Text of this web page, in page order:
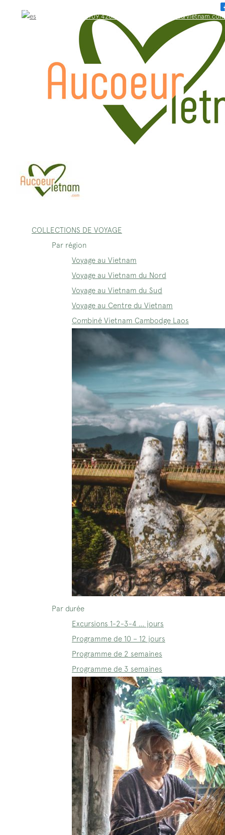
WhatsApp: +84.909.426.406 bonjour@aucoeurvietnam.com
COLLECTIONS DE VOYAGE
Par région
Voyage au Vietnam
Voyage au Vietnam du Nord
Voyage au Vietnam du Sud
Voyage au Centre du Vietnam
Combiné Vietnam Cambodge Laos
Par durée
Excursions 1-2-3-4 … jours
Programme de 10 – 12 jours
Programme de 2 semaines
Programme de 3 semaines
WhatsApp: +84.909.426.406